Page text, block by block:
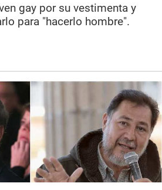
gay por su vestimenta y
para "hacerlo hombre".